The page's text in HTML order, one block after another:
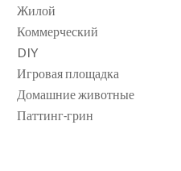
Жилой
Коммерческий
DIY
Игровая площадка
Домашние животные
Паттинг-грин